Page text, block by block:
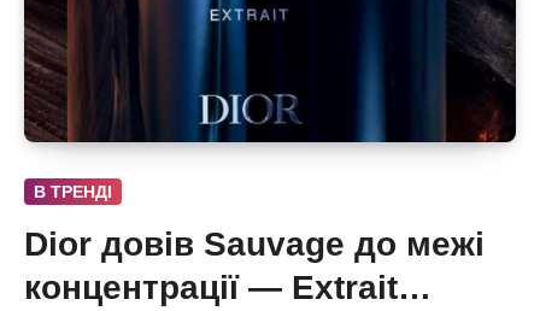
В ТРЕНДІ
Dior довів Sauvage до межі
концентрації — Extrait